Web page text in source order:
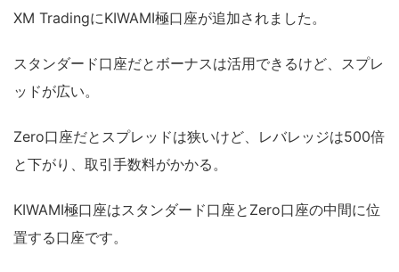
XM TradingにKIWAMI極口座が追加されました。
スタンダード口座だとボーナスは活用できるけど、スプレ
ッドが広い。
Zero口座だとスプレッドは狭いけど、レバレッジは500倍
と下がり、取引手数料がかかる。
KIWAMI極口座はスタンダード口座とZero口座の中間に位
置する口座です。